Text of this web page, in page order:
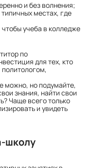
и без волнения;
местах, где
учеба в колледже
по
для тех, кто
можно, но подумайте,
знания, найти свои
Чаще всего только
и увидеть
школу